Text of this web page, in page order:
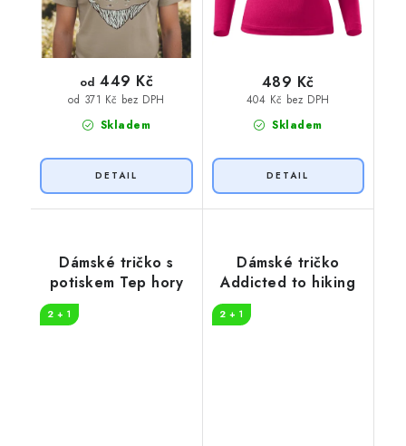
Skladem
od 371 Kč bez DPH
od 449 Kč
Skladem
404 Kč bez DPH
489 Kč
Dámské tričko s
potiskem Tep hory
2 + 1
Dámské tričko
Addicted to hiking
2 + 1